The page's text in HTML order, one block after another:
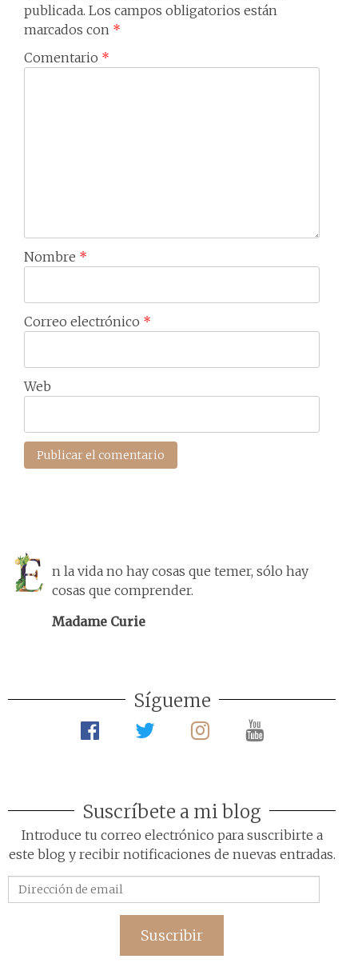
publicada. Los campos obligatorios están
marcados con *
Comentario *
Nombre *
Correo electrónico *
Web
n la vida no hay cosas que temer, sólo hay
cosas que comprender.
Madame Curie
Sígueme
Suscríbete a mi blog
Introduce tu correo electrónico para suscribirte a
este blog y recibir notificaciones de nuevas entradas.
de
Suscribir